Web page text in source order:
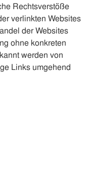
Rechtsverstöße
verlinkten Websites
der Websites
ohne konkreten
werden von
Links umgehend